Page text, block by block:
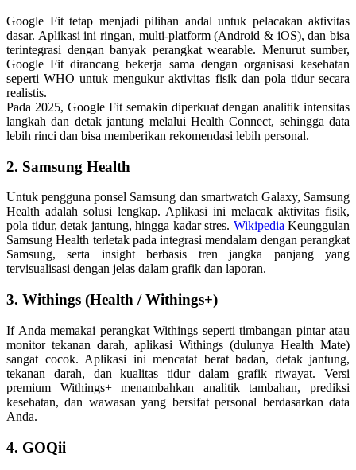
Google Fit tetap menjadi pilihan andal untuk pelacakan aktivitas
dasar. Aplikasi ini ringan, multi-platform (Android & iOS), dan bisa
terintegrasi dengan banyak perangkat wearable. Menurut sumber,
Google Fit dirancang bekerja sama dengan organisasi kesehatan
seperti WHO untuk mengukur aktivitas fisik dan pola tidur secara
realistis.
Pada 2025, Google Fit semakin diperkuat dengan analitik intensitas
langkah dan detak jantung melalui Health Connect, sehingga data
lebih rinci dan bisa memberikan rekomendasi lebih personal.
2. Samsung Health
Untuk pengguna ponsel Samsung dan smartwatch Galaxy, Samsung
Health adalah solusi lengkap. Aplikasi ini melacak aktivitas fisik,
pola tidur, detak jantung, hingga kadar stres. WikipediaKeunggulan
Samsung Health terletak pada integrasi mendalam dengan perangkat
Samsung, serta insight berbasis tren jangka panjang yang
tervisualisasi dengan jelas dalam grafik dan laporan.
3. Withings (Health / Withings+)
If Anda memakai perangkat Withings seperti timbangan pintar atau
monitor tekanan darah, aplikasi Withings (dulunya Health Mate)
sangat cocok. Aplikasi ini mencatat berat badan, detak jantung,
tekanan darah, dan kualitas tidur dalam grafik riwayat. Versi
premium Withings+ menambahkan analitik tambahan, prediksi
kesehatan, dan wawasan yang bersifat personal berdasarkan data
Anda.
4. GOQii